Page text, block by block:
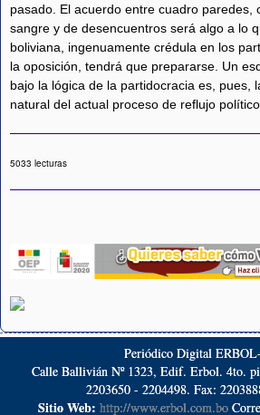
pasado. El acuerdo entre cuadro paredes,
sangre y de desencuentros será algo a lo
boliviana, ingenuamente crédula en los
la oposición, tendrá que prepararse. Un
bajo la lógica de la partidocracia es, pues,
natural del actual proceso de reflujo
5033 lecturas
Periódico Digital ERBOL-
Calle Ballivián Nº 1323, Edif. Erbol. 4to.
2203650 - 2204498. Fax:
Sitio Web: http://www.erbol.com.bo